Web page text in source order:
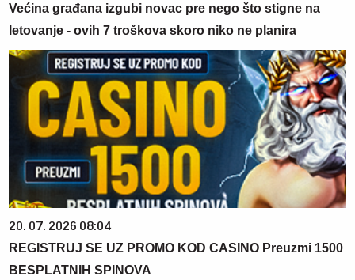
Većina građana izgubi novac pre nego što stigne na
letovanje - ovih 7 troškova skoro niko ne planira
20. 07. 2026 08:04
REGISTRUJ SE UZ PROMO KOD CASINO Preuzmi 1500
BESPLATNIH SPINOVA